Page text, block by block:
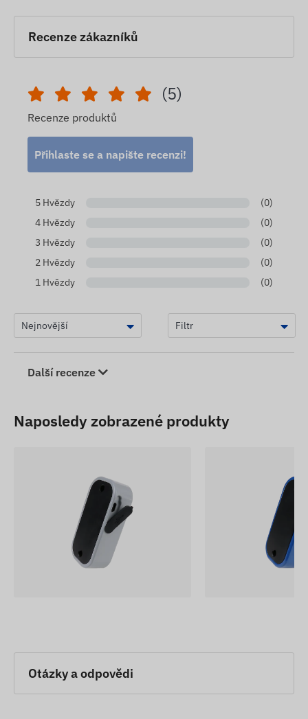
Recenze zákazníků
(5)
Recenze produktů
Přihlaste se a napište recenzi!
5 Hvězdy
(0)
4 Hvězdy
(0)
3 Hvězdy
(0)
2 Hvězdy
(0)
1 Hvězdy
(0)
Další recenze
Naposledy zobrazené produkty
Otázky a odpovědi